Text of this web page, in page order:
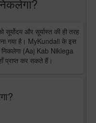
और सूर्यास्त की ही तरह
गया है। MyKundali के इस
निकलेगा (Aaj Kab Niklega
प्राप्त कर सकते हैं।